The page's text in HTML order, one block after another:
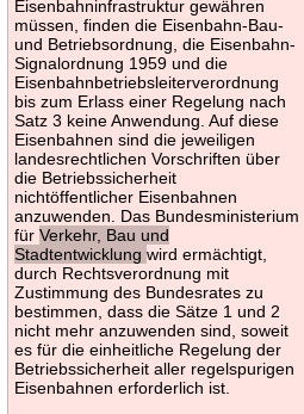
Eisenbahninfrastruktur gewähren
müssen, finden die Eisenbahn-Bau-
und Betriebsordnung, die Eisenbahn-
Signalordnung 1959 und die
Eisenbahnbetriebsleiterverordnung
bis zum Erlass einer Regelung nach
Satz 3 keine Anwendung. Auf diese
Eisenbahnen sind die jeweiligen
landesrechtlichen Vorschriften über
die Betriebssicherheit
nichtöffentlicher Eisenbahnen
anzuwenden. Das Bundesministerium
fürVerkehr, Bau und
Stadtentwicklungwird ermächtigt,
durch Rechtsverordnung mit
Zustimmung des Bundesrates zu
bestimmen, dass die Sätze 1 und 2
nicht mehr anzuwenden sind, soweit
es für die einheitliche Regelung der
Betriebssicherheit aller regelspurigen
Eisenbahnen erforderlich ist.